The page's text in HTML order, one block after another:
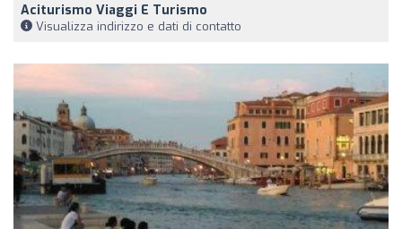
Aciturismo Viaggi E Turismo
Visualizza indirizzo e dati di contatto